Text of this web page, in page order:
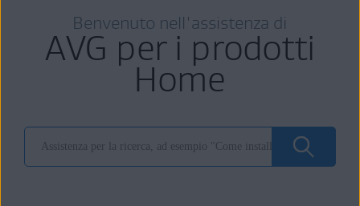
Benvenuto nell'assistenza di
AVG per i prodotti
Home